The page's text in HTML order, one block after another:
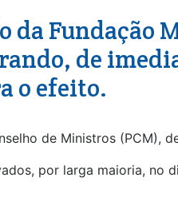
Fundação
de
o efeito.
de Ministros (PCM),
por larga maioria, no